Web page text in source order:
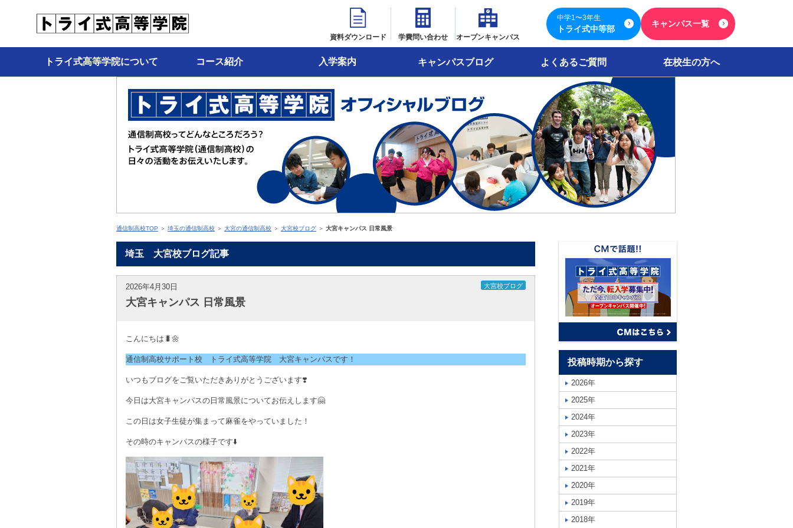
資料ダウンロード 学費問い合わせ オープンキャンパス
中学1〜3年生
トライ式中等部
キャンパス一覧
トライ式高等学院について コース紹介 入学案内 キャンパスブログ よくあるご質問 在校生の方へ
通信制高校TOP ＞ 埼玉の通信制高校 ＞ 大宮の通信制高校 ＞ 大宮校ブログ ＞ 大宮キャンパス 日常風景
埼玉 大宮校ブログ記事
2026年4月30日 大宮校ブログ
大宮キャンパス 日常風景
こんにちは🐛🌼
通信制高校サポート校 トライ式高等学院 大宮キャンパスです！
いつもブログをご覧いただきありがとうございます❣️
今日は大宮キャンパスの日常風景についてお伝えします🤗
この日は女子生徒が集まって麻雀をやっていました！
その時のキャンパスの様子です⬇️
投稿時期から探す
2026年
2025年
2024年
2023年
2022年
2021年
2020年
2019年
2018年